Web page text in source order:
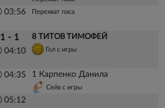
03:56 Перехват паса
1 - 1
04:10
8 ТИТОВ ТИМОФЕЙ
Гол с игры
04:35 1 Карпенко Данила
Сейв с игры
05:12